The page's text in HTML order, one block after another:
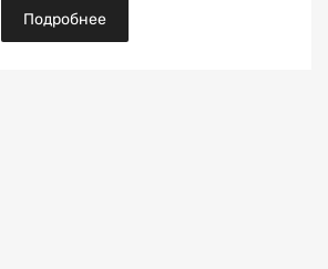
Подробнее